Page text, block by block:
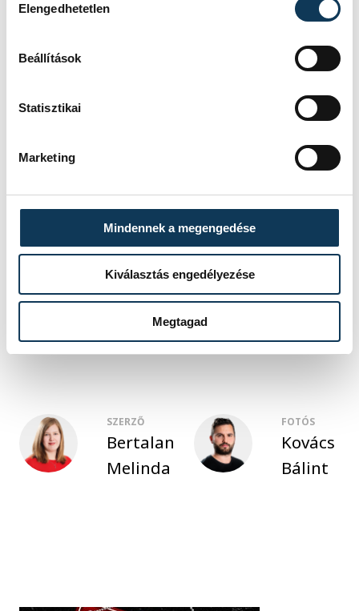
Elengedhetetlen
Beállítások
Statisztikai
Marketing
Mindennek a megengedése
Kiválasztás engedélyezése
Megtagad
Ovádi Péter
civil
Virágos Városért
SZERZŐ
Bertalan
Melinda
FOTÓS
Kovács
Bálint